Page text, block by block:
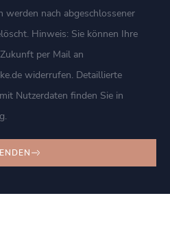
werden nach abgeschlossener
Hinweis: Sie können Ihre
per Mail an
widerrufen. Detaillierte
Nutzerdaten finden Sie in